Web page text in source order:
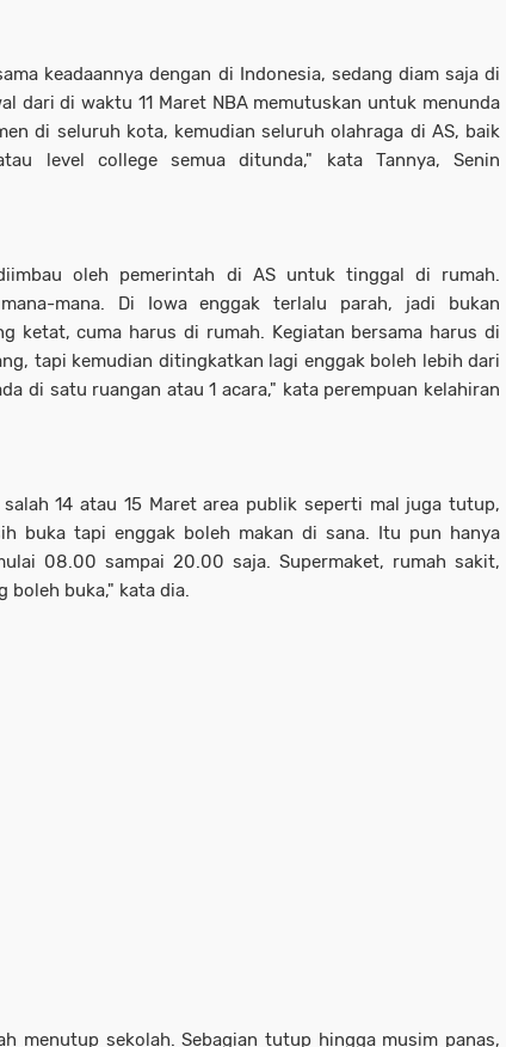
keadaannya dengan di Indonesia, sedang diam saja di
dari di waktu 11 Maret NBA memutuskan untuk menunda
di seluruh kota, kemudian seluruh olahraga di AS, baik
level college semua ditunda," kata Tannya, Senin
oleh pemerintah di AS untuk tinggal di rumah.
mana. Di Iowa enggak terlalu parah, jadi bukan
ketat, cuma harus di rumah. Kegiatan bersama harus di
tapi kemudian ditingkatkan lagi enggak boleh lebih dari
di satu ruangan atau 1 acara," kata perempuan kelahiran
salah 14 atau 15 Maret area publik seperti mal juga tutup,
buka tapi enggak boleh makan di sana. Itu pun hanya
08.00 sampai 20.00 saja. Supermaket, rumah sakit,
boleh buka," kata dia.
menutup sekolah. Sebagian tutup hingga musim panas,